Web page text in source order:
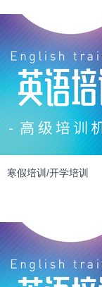
寒假培训/开学培训